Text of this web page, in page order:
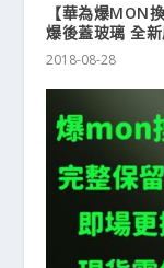
【華為爆MON
爆後蓋玻璃 全
2018-08-28